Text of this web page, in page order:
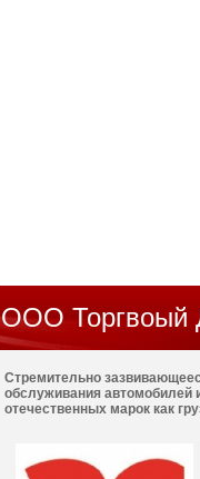
ООО Торгвоый
Стремительно
обслуживания автомобилей
отечественных марок как